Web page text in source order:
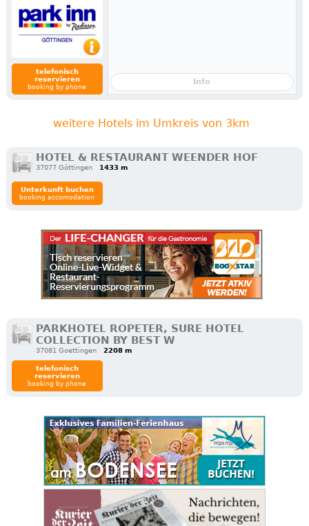
telefonisch
reservieren
booking by phone
Info
weitere Hotels im Umkreis von 3km
HOTEL & RESTAURANT WEENDER HOF
37077 Göttingen 1433 m
Unterkunft buchen
booking accomodation
PARKHOTEL ROPETER, SURE HOTEL
COLLECTION BY BEST W
37081 Goettingen 2208 m
telefonisch
reservieren
booking by phone